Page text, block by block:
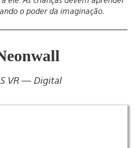
o poder da imaginação.
VR — Digital